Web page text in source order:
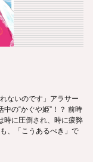
ないのです」アラサー
の“かぐや姫”！？ 前時
時に圧倒され、時に疲弊
、「こうあるべき」で